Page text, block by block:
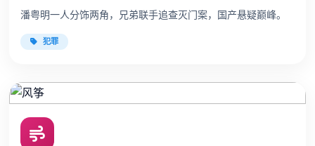
潘粤明一人分饰两角，兄弟联手追查灭门案，国产悬疑巅峰。
犯罪